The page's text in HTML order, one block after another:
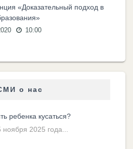
«Доказательный подход в
10:00
о нас
ребенка кусаться?
2025 года...